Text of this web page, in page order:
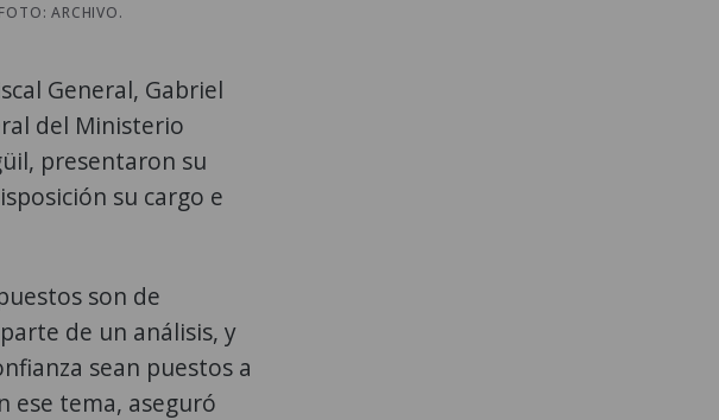
ARCHIVO.
General, Gabriel
del Ministerio
presentaron su
su cargo e
son de
de un análisis, y
sean puestos a
ese tema, aseguró